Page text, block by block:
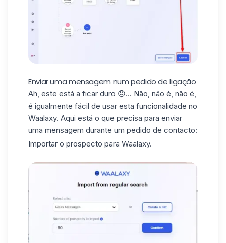
Enviar uma mensagem num pedido de ligação
Ah, este está a ficar duro 😠... Não, não é, não é,
é igualmente fácil de usar esta funcionalidade no
Waalaxy. Aqui está o que precisa para enviar
uma mensagem durante um pedido de contacto:
Importar o prospecto para Waalaxy.